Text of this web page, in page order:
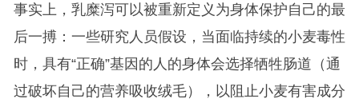
事实上，乳糜泻可以被重新定义为身体保护自己的最
后一搏：一些研究人员假设，当面临持续的小麦毒性
时，具有“正确”基因的人的身体会选择牺牲肠道（通
过破坏自己的营养吸收绒毛），以阻止小麦有害成分